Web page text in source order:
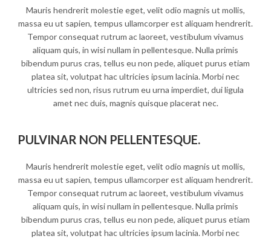
Mauris hendrerit molestie eget, velit odio magnis ut mollis,
massa eu ut sapien, tempus ullamcorper est aliquam hendrerit.
Tempor consequat rutrum ac laoreet, vestibulum vivamus
aliquam quis, in wisi nullam in pellentesque. Nulla primis
bibendum purus cras, tellus eu non pede, aliquet purus etiam
platea sit, volutpat hac ultricies ipsum lacinia. Morbi nec
ultricies sed non, risus rutrum eu urna imperdiet, dui ligula
amet nec duis, magnis quisque placerat nec.
PULVINAR NON PELLENTESQUE.
Mauris hendrerit molestie eget, velit odio magnis ut mollis,
massa eu ut sapien, tempus ullamcorper est aliquam hendrerit.
Tempor consequat rutrum ac laoreet, vestibulum vivamus
aliquam quis, in wisi nullam in pellentesque. Nulla primis
bibendum purus cras, tellus eu non pede, aliquet purus etiam
platea sit, volutpat hac ultricies ipsum lacinia. Morbi nec